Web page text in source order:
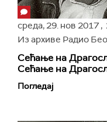
среда,29. нов 2017,
Из архиве Радио
Сећање на
Сећање на
Погледај